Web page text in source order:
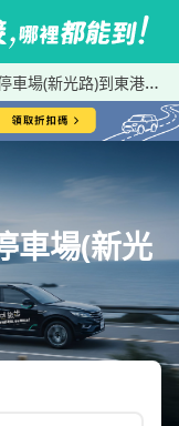
場(新光路)到東港碼頭
車場(新光